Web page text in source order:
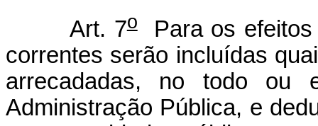
Art. 7oPara os efeitos
correntes serão incluídas
arrecadadas, no todo ou
Administração Pública, e